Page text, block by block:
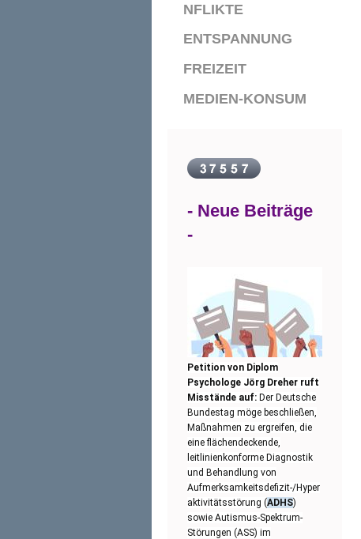
NFLIKTE
ENTSPANNUNG
FREIZEIT
MEDIEN-KONSUM
- Neue Beiträge
-
Petition von Diplom
Psychologe Jörg Dreher ruft
Misstände auf: Der Deutsche
Bundestag möge beschließen,
Maßnahmen zu ergreifen, die
eine flächendeckende,
leitlinienkonforme Diagnostik
und Behandlung von
Aufmerksamkeitsdefizit-/Hyper
aktivitätsstörung (ADHS)
sowie Autismus-Spektrum-
Störungen (ASS) im